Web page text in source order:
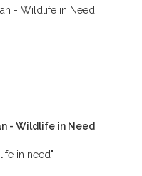
- Wildlife in Need
in need"